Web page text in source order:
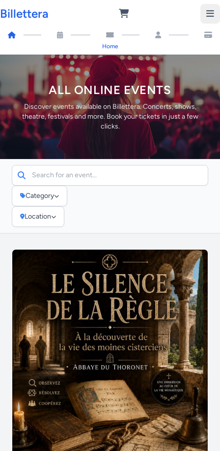
Billettera
Home
ALL ONLINE EVENTS
Discover events available on Billettera. Concerts, shows,
theatre, festivals and more. Book your tickets in just a few
clicks.
Category
Location